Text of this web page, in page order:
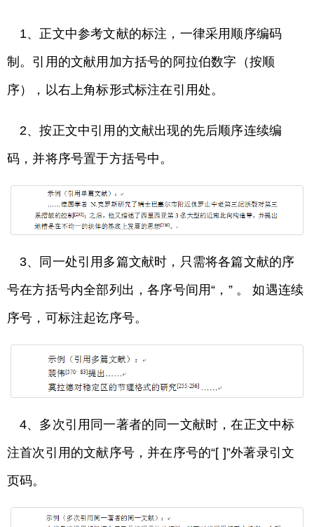
1、正文中参考文献的标注，一律采用顺序编码
制。引用的文献用加方括号的阿拉伯数字（按顺
序），以右上角标形式标注在引用处。
2、按正文中引用的文献出现的先后顺序连续编
码，并将序号置于方括号中。
3、同一处引用多篇文献时，只需将各篇文献的序
号在方括号内全部列出，各序号间用“，” 。 如遇连续
序号，可标注起讫序号。
4、多次引用同一著者的同一文献时，在正文中标
注首次引用的文献序号，并在序号的“[ ]”外著录引文
页码。